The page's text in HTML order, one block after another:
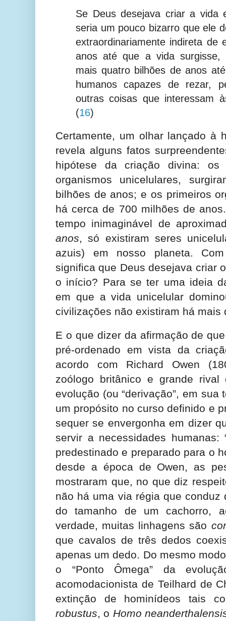
Se Deus desejava criar a vida
seria um pouco bizarro que ele
extraordinariamente indireta de
anos até que a vida surgisse,
mais quatro bilhões de anos
humanos capazes de rezar,
outras coisas que interessam
(16)
Certamente, um olhar lançado à
revela alguns fatos
hipótese da criação divina: os
organismos unicelulares,
bilhões de anos; e os primeiros
há cerca de 700 milhões de
tempo inimaginável de
anos, só existiram seres
azuis) em nosso planeta.
significa que Deus desejava criar
o início? Para se ter uma ideia
em que a vida unicelular
civilizações não existiram há mais
E o que dizer da afirmação de
pré-ordenado em vista da
acordo com Richard Owen
zoólogo britânico e grande
evolução (ou “derivação”, em sua
um propósito no curso definido e
sequer se envergonha em dizer
servir a necessidades
predestinado e preparado para o
desde a época de Owen, as
mostraram que, no que diz
não há uma via régia que
do tamanho de um cachorro,
verdade, muitas linhagens são
que cavalos de três dedos
apenas um dedo. Do mesmo
o “Ponto Ômega” da
acomodacionista de Teilhard de
extinção de hominídeos tais
robustus, o Homo